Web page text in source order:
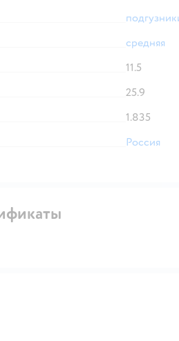
средняя
11.5
25.9
1.835
Россия